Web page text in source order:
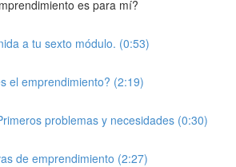
es para mí?
a tu sexto módulo. (0:53)
el emprendimiento? (2:19)
problemas y necesidades (0:30)
de emprendimiento (2:27)